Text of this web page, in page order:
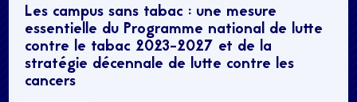
Les campus sans tabac : une mesure
essentielle du Programme national de lutte
contre le tabac 2023-2027 et de la
stratégie décennale de lutte contre les
cancers